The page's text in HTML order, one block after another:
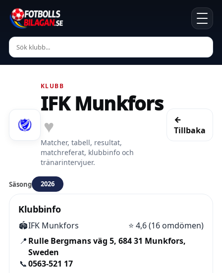
KLUBB
IFK Munkfors
♥
Matcher, tabell, resultat,
matchreferat, klubbinfo och
tränarintervjuer.
←
Tillbaka
Säsong 2026
Klubbinfo
🏟️IFK Munkfors ⭐ 4,6 (16 omdömen)
📍 Rulle Bergmans väg 5, 684 31 Munkfors,
Sweden
📞0563-521 17